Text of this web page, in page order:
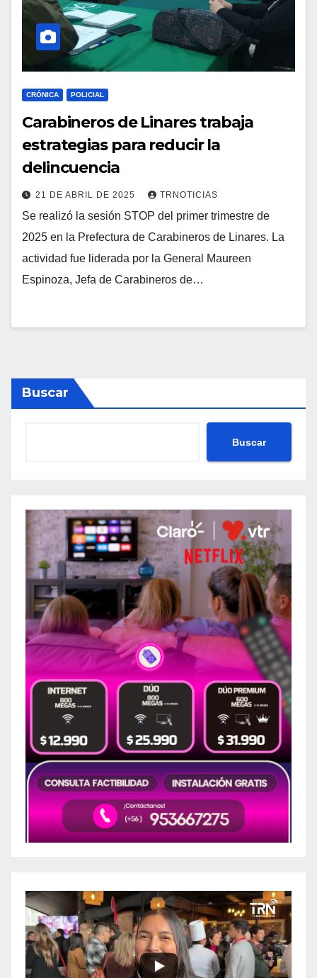
CRÓNICA POLICIAL
Carabineros de Linares trabaja
estrategias para reducir la
delincuencia
21 DE ABRIL DE 2025 TRNOTICIAS
Se realizó la sesión STOP del primer trimestre de
2025 en la Prefectura de Carabineros de Linares. La
actividad fue liderada por la General Maureen
Espinoza, Jefa de Carabineros de…
Buscar
Buscar